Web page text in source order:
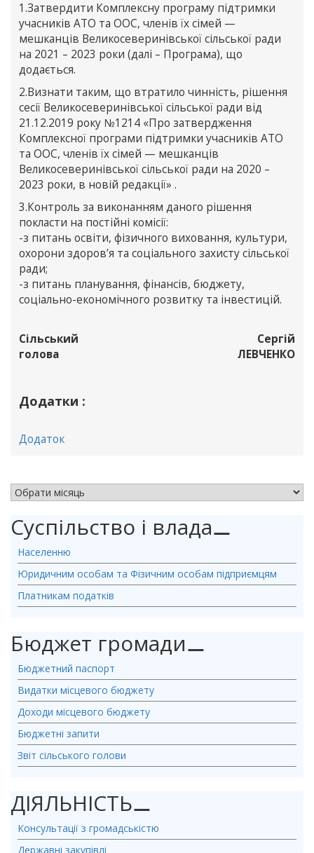
1.Затвердити Комплексну програму підтримки
учасників АТО та ООС, членів їх сімей —
мешканців Великосеверинівської сільської ради
на 2021 – 2023 роки (далі – Програма), що
додається.
2.Визнати таким, що втратило чинність, рішення
сесії Великосеверинівської сільської ради від
21.12.2019 року №1214 «Про затвердження
Комплексної програми підтримки учасників АТО
та ООС, членів їх сімей — мешканців
Великосеверинівської сільської ради на 2020 –
2023 роки, в новій редакції» .
3.Контроль за виконанням даного рішення
покласти на постійні комісії:
-з питань освіти, фізичного виховання, культури,
охорони здоров’я та соціального захисту сільської
ради;
-з питань планування, фінансів, бюджету,
соціально-економічного розвитку та інвестицій.
Сільський
голова
Сергій
ЛЕВЧЕНКО
Додатки :
Додаток
Суспільство і влада⚊
Населенню
Юридичним особам та Фізичним особам підприємцям
Платникам податків
Бюджет громади⚊
Бюджетний паспорт
Видатки місцевого бюджету
Доходи місцевого бюджету
Бюджетні запити
Звіт сільського голови
ДІЯЛЬНІСТЬ⚊
Консультації з громадськістю
Державні закупівлі